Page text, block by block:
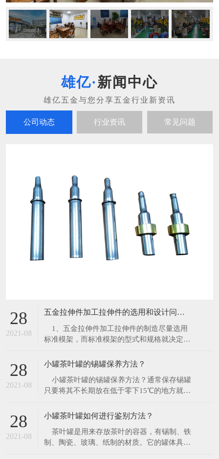
新闻中心
公司动态 行业资讯 常见问题
28
2021-08
五金拉伸件加工拉伸件的选用和设计问题分析？
​ 1、五金拉伸件加工拉伸件的制造尽量选用
标准模架，而标准模架的型式和规格就决定了
模座，则圆形模座的直径应比凹模板直径大
大40~70mm，其宽度可以略大或等于凹模板
的宽度。 &n
28
2021-08
小罐茶叶罐的锡罐保养方法？
​ 小罐茶叶罐的锡罐保养方法？通常保存锡罐
只要将其不长期放在低于零下15℃的地方就可
观赏，让它柔和圆润的色泽展现它的自然魅
力；也可以将其用于日常生活中。由于锡罐并
非镀在任何材质之上，杜绝了表层脱落的烦
恼，只需简单的保养就能保持锡罐原有
28
2021-08
小罐茶叶罐如何进行鉴别方法？
​ 茶叶罐是用来存放茶叶的容器，有锡制、铁
制、陶瓷、玻璃、纸制的材质。它的罐体具有